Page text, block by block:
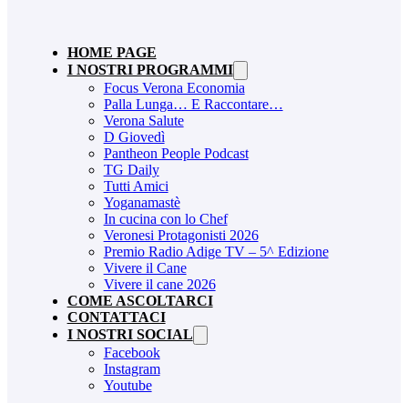
HOME PAGE
I NOSTRI PROGRAMMI
Focus Verona Economia
Palla Lunga… E Raccontare…
Verona Salute
D Giovedì
Pantheon People Podcast
TG Daily
Tutti Amici
Yoganamastè
In cucina con lo Chef
Veronesi Protagonisti 2026
Premio Radio Adige TV – 5^ Edizione
Vivere il Cane
Vivere il cane 2026
COME ASCOLTARCI
CONTATTACI
I NOSTRI SOCIAL
Facebook
Instagram
Youtube